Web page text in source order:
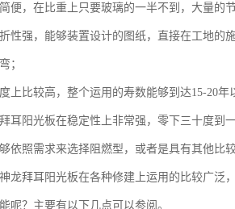
便，在比重上只要玻璃的一半不到，大量的
性强，能够装置设计的图纸，直接在工地的
；
上比较高，整个运用的寿数能够到达15-20年
耳阳光板在稳定性上非常强，零下三十度到
依照需求来选择阻燃型，或者是具有其他比
龙拜耳阳光板在各种修建上运用的比较广泛
呢？主要有以下几点可以参阅。